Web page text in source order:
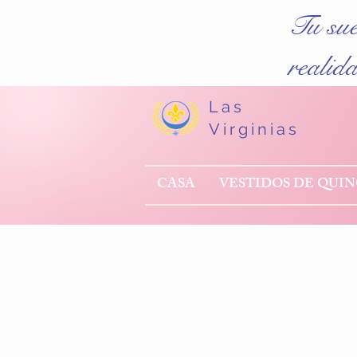
Tu
Las
Virginias
CASA VESTIDOS DE